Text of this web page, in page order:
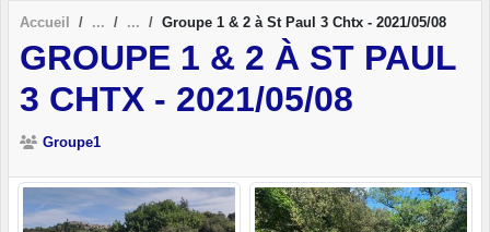
Accueil Groupe 1 & 2 à St Paul 3 Chtx - 2021/05/08
GROUPE 1 & 2 À ST PAUL
3 CHTX - 2021/05/08
Groupe1